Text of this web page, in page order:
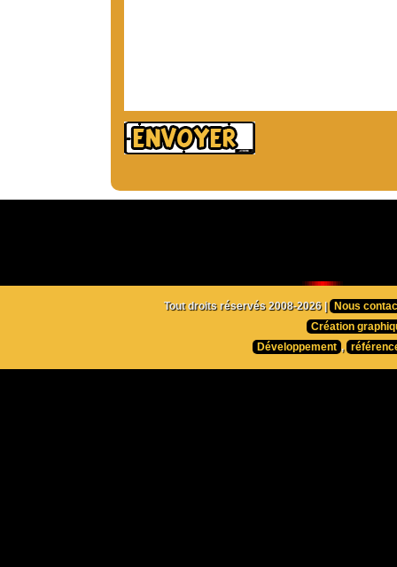
Tout droits réservés 2008-2026 |
Nous
Création
Développement ,